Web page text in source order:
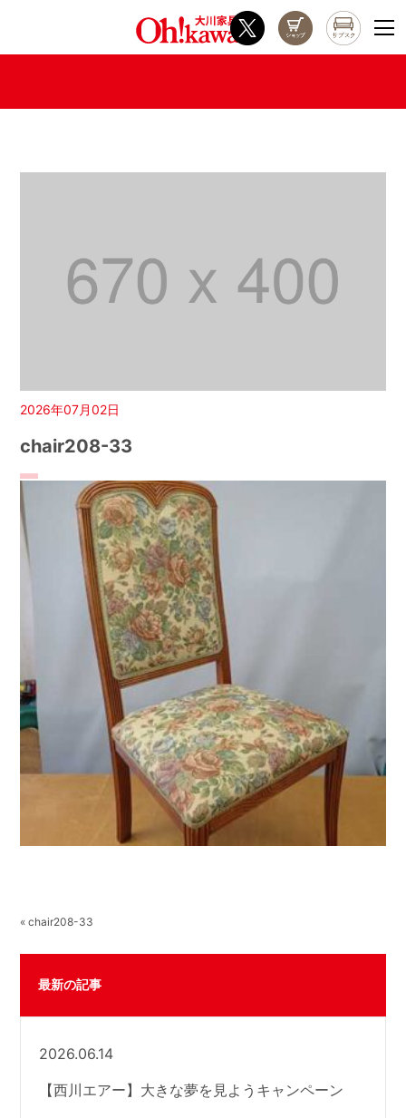
2026年07月02日
chair208-33
« chair208-33
最新の記事
2026.06.14
【西川エアー】大きな夢を見ようキャンペーン